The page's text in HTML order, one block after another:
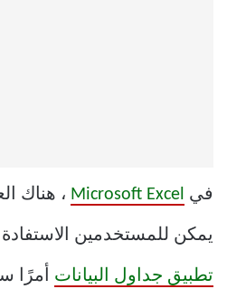
في Microsoft Excel ، هناك
يمكن للمستخدمين
تطبيق جداول البيانات أمرًا